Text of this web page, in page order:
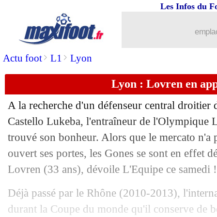
Actu foot> L1 > Lyon
Les Infos du
Lyon : Lovren en
A la recherche d'un défenseur central droitier
Castello Lukeba, l'entraîneur de l'Olympique
trouvé son bonheur. Alors que le mercato n'a
ouvert ses portes, les Gones se sont en effet
Lovren (33 ans), dévoile L'Equipe ce samedi !
Déjà passé par le Rhône (2010-2013),
durant la Coupe du monde qu'il conserve de
Barça : Xavi frustré par Lahoz, mais...
31/12 PSG: l'Atletico n'a pas oublié Sarabia
: Manchester City tenu en échec
31/12 Grêmio: Suarez a signé (officiel)
31/12 VIDEO: le bijou de Gray !
VIDEO : Pelé, le bel hommage de
31/12 Real : Vinicius dénonce encore du
31/12 Man City : Håland chipe un record à